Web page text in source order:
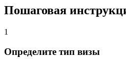
Пошаговая
1
Определите тип визы